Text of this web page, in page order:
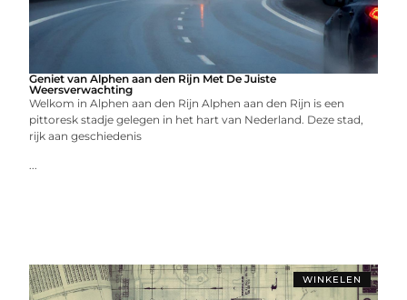
Geniet van Alphen aan den Rijn Met De Juiste
Weersverwachting
Welkom in Alphen aan den Rijn Alphen aan den Rijn is een
pittoresk stadje gelegen in het hart van Nederland. Deze stad,
rijk aan geschiedenis
...
WINKELEN